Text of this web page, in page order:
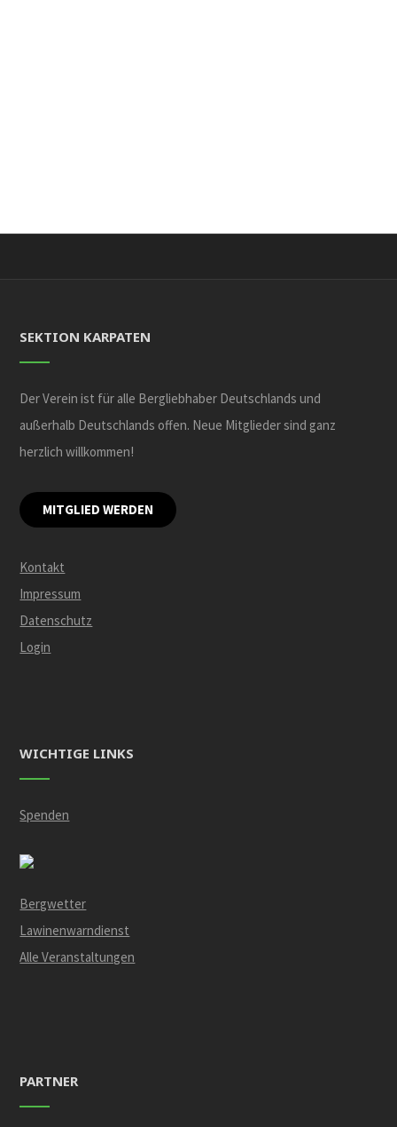
SEKTION KARPATEN
Der Verein ist für alle Bergliebhaber Deutschlands und
außerhalb Deutschlands offen. Neue Mitglieder sind ganz
herzlich willkommen!
MITGLIED WERDEN
Kontakt
Impressum
Datenschutz
Login
WICHTIGE LINKS
Spenden
Bergwetter
Lawinenwarndienst
Alle Veranstaltungen
PARTNER